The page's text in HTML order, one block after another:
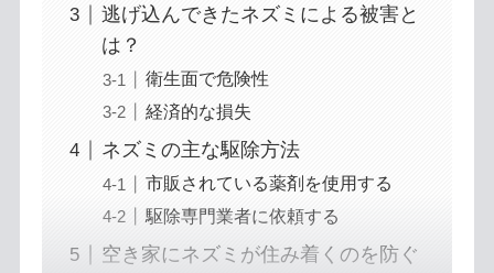
逃げ込んできたネズミによる被害と
は？
衛生面で危険性
経済的な損失
ネズミの主な駆除方法
市販されている薬剤を使用する
駆除専門業者に依頼する
空き家にネズミが住み着くのを防ぐ